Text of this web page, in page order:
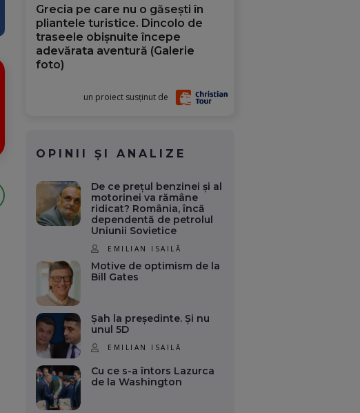
Grecia pe care nu o găsești în
pliantele turistice. Dincolo de
traseele obișnuite începe
adevărata aventură (Galerie
foto)
un proiect susținut de
OPINII ȘI ANALIZE
De ce prețul benzinei și al
motorinei va rămâne
ridicat? România, încă
dependentă de petrolul
Uniunii Sovietice
EMILIAN ISAILĂ
Motive de optimism de la
Bill Gates
Șah la președinte. Și nu
unul 5D
EMILIAN ISAILĂ
Cu ce s-a întors Lazurca
de la Washington